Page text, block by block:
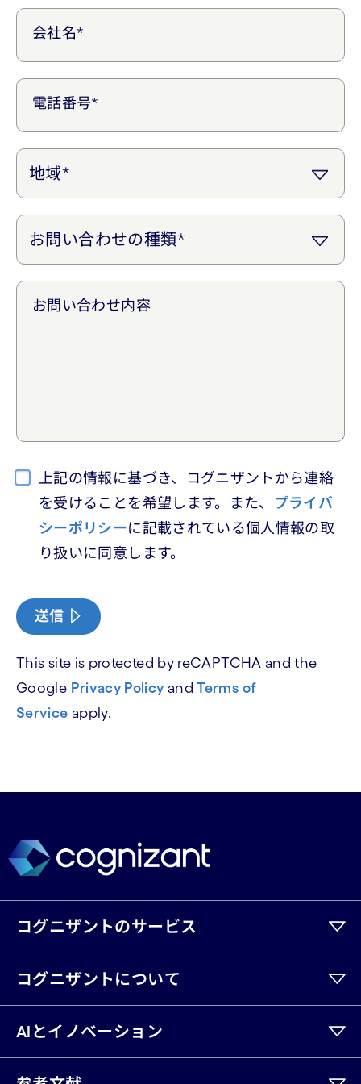
会社名*
電話番号*
お問い合わせ内容
上記の情報に基づき、コグニザントから連絡
を受けることを希望します。また、
プライバ
シーポリシーに記載されている個人情報の取
り扱いに同意します。
送信
This site is protected by reCAPTCHA and the
Google Privacy Policy andTerms of
Service apply.
コグニザントのサービス
コグニザントについて
AIとイノベーション